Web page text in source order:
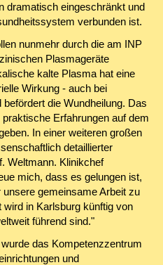
dramatisch eingeschränkt und
verbunden ist.
nunmehr durch die am INP
Plasmageräte
kalte Plasma hat eine
Wirkung - auch bei
die Wundheilung. Das
Erfahrungen auf dem
In einer weiteren großen
detaillierter
Weltmann. Klinikchef
mich, dass es gelungen ist,
gemeinsame Arbeit zu
in Karlsburg künftig von
führend sind."
das Kompetenzzentrum
und